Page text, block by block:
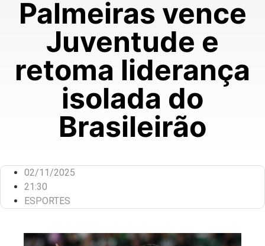
Palmeiras vence
Juventude e
retoma liderança
isolada do
Brasileirão
02/11/2025
21:30
ESPORTES